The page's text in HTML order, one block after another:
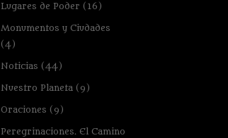
Lugares de Poder (16)
Monumentos y Ciudades
(4)
Noticias (44)
Nuestro Planeta (9)
Oraciones (9)
Peregrinaciones. El Camino